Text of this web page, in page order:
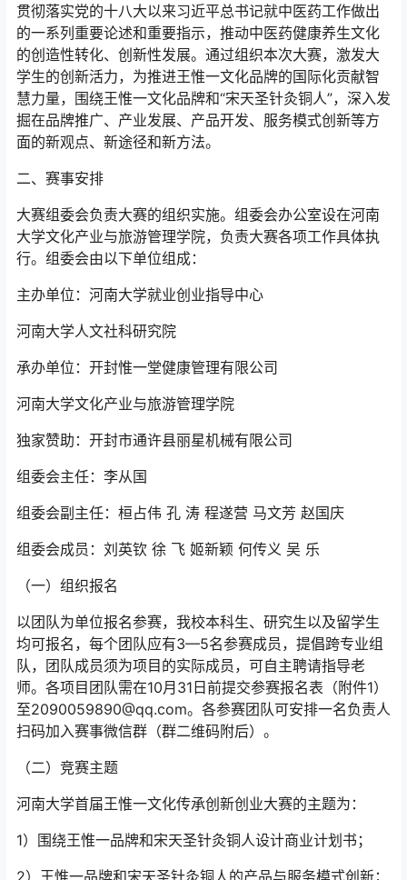
贯彻落实党的十八大以来习近平总书记就中医药工作做出
的一系列重要论述和重要指示，推动中医药健康养生文化
的创造性转化、创新性发展。通过组织本次大赛，激发大
学生的创新活力，为推进王惟一文化品牌的国际化贡献智
慧力量，围绕王惟一文化品牌和“宋天圣针灸铜人”，深入发
掘在品牌推广、产业发展、产品开发、服务模式创新等方
面的新观点、新途径和新方法。
二、赛事安排
大赛组委会负责大赛的组织实施。组委会办公室设在河南
大学文化产业与旅游管理学院，负责大赛各项工作具体执
行。组委会由以下单位组成：
主办单位：河南大学就业创业指导中心
河南大学人文社科研究院
承办单位：开封惟一堂健康管理有限公司
河南大学文化产业与旅游管理学院
独家赞助：开封市通许县丽星机械有限公司
组委会主任：李从国
组委会副主任：桓占伟 孔 涛 程遂营 马文芳 赵国庆
组委会成员：刘英钦 徐 飞 姬新颖 何传义 吴 乐
（一）组织报名
以团队为单位报名参赛，我校本科生、研究生以及留学生
均可报名，每个团队应有3—5名参赛成员，提倡跨专业组
队，团队成员须为项目的实际成员，可自主聘请指导老
师。各项目团队需在10月31日前提交参赛报名表（附件1）
至2090059890@qq.com。各参赛团队可安排一名负责人
扫码加入赛事微信群（群二维码附后）。
（二）竞赛主题
河南大学首届王惟一文化传承创新创业大赛的主题为：
1）围绕王惟一品牌和宋天圣针灸铜人设计商业计划书；